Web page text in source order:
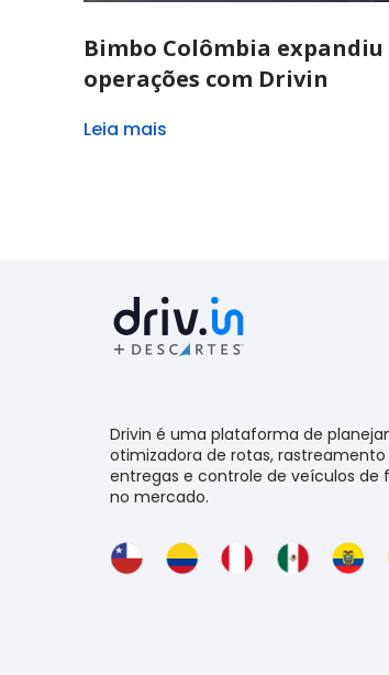
Bimbo Colômbia expandiu
operações com Drivin
Leia mais
Drivin é uma plataforma de
otimizadora de rotas, rastreamento
entregas e controle de veículos de
no mercado.